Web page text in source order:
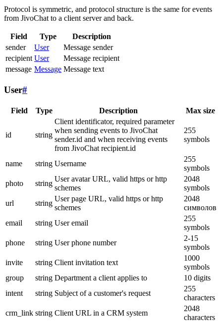
Protocol is symmetric, and protocol structure is the same for events
from JivoChat to a client server and back.
Field Type
Description
sender
User
Message sender
recipient User
Message recipient
message Message Message text
User#
Field Type Description Max size
id string
Client identificator, required parameter
when sending events to JivoChat
sender.id and when receiving events
from JivoChat recipient.id
255
symbols
name string Username
255
symbols
photo
string
User avatar URL, valid https or http
schemes
2048
symbols
url
string
User page URL, valid https or http
schemes
2048
символов
email
string User email
255
symbols
phone
string User phone number
2-15
symbols
invite
string Client invitation text
1000
symbols
group
string Department a client applies to
10 digits
intent
string Subject of a customer's request
255
characters
crm_link string Client URL in a CRM system
2048
characters